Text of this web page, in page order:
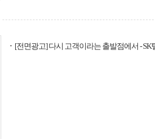
[전면광고] 다시 고객이라는 출발점에서 - SK